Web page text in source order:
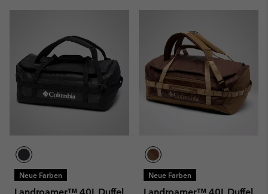
Neue Farben Neue Farben